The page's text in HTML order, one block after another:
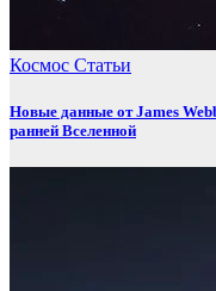
Космос Статьи
Новые данные от James
ранней Вселенной